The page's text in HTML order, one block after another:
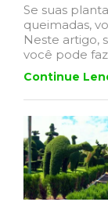
Se suas
queimadas,
Neste artigo,
você pode
Continue